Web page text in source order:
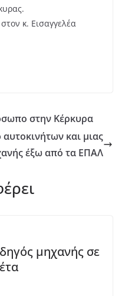
κ. Εισαγγελέα
στην Κέρκυρα
και μιας
έξω από τα ΕΠΑΛ
μηχανής σε